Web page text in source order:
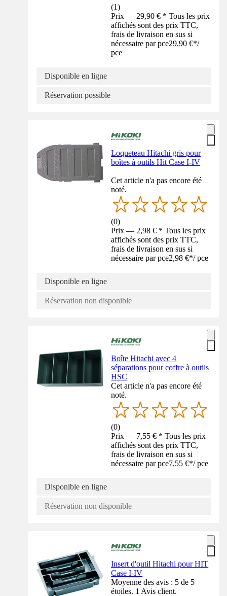
(1)
Prix — 29,90 € * Tous les prix
affichés sont des prix TTC,
frais de livraison en sus si
nécessaire par pce29,90 €*/
pce
Disponible en ligne
Réservation possible
Loqueteau Hitachi gris pour
boîtes à outils Hit Case I-IV
Cet article n'a pas encore été
noté.
(0)
Prix — 2,98 € * Tous les prix
affichés sont des prix TTC,
frais de livraison en sus si
nécessaire par pce2,98 €*/ pce
Disponible en ligne
Réservation non disponible
Boîte Hitachi avec 4
séparations pour coffre à outils
HSC
Cet article n'a pas encore été
noté.
(0)
Prix — 7,55 € * Tous les prix
affichés sont des prix TTC,
frais de livraison en sus si
nécessaire par pce7,55 €*/ pce
Disponible en ligne
Réservation non disponible
Insert d'outil Hitachi pour HIT
Case I-IV
Moyenne des avis : 5 de 5
étoiles. 1 Avis client.